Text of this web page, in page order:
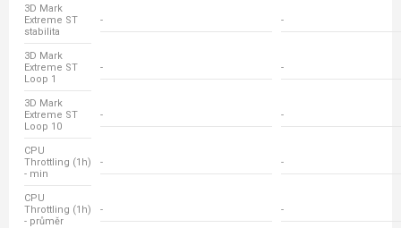
3D Mark
Extreme ST
stabilita
- -
3D Mark
Extreme ST
Loop 1
- -
3D Mark
Extreme ST
Loop 10
- -
CPU
Throttling (1h)
- min
- -
CPU
Throttling (1h)
- průměr
- -